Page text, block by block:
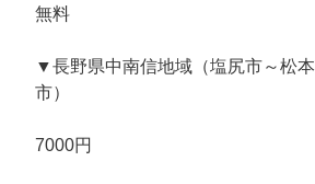
無料
▼長野県中南信地域（塩尻市～松
市）
7000円